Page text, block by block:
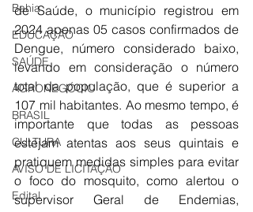
Bahia
EDUCAÇÃO
SAÚDE
AGRONEGÓCIO
BRASIL
CULTURA
AVISO DE LICITAÇÃO
Edital
de Saúde, o município registrou em
2024 apenas 05 casos confirmados de
Dengue, número considerado baixo,
levando em consideração o número
total da população, que é superior a
107 mil habitantes. Ao mesmo tempo, é
importante que todas as pessoas
estejam atentas aos seus quintais e
pratiquem medidas simples para evitar
o foco do mosquito, como alertou o
supervisor Geral de Endemias,